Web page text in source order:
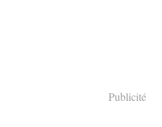
Publicité